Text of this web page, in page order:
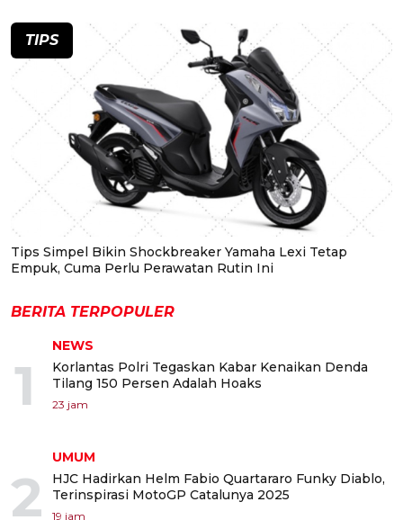
TIPS
Tips Simpel Bikin Shockbreaker Yamaha Lexi Tetap
Empuk, Cuma Perlu Perawatan Rutin Ini
BERITA TERPOPULER
1
NEWS
Korlantas Polri Tegaskan Kabar Kenaikan Denda
Tilang 150 Persen Adalah Hoaks
23 jam
2
UMUM
HJC Hadirkan Helm Fabio Quartararo Funky Diablo,
Terinspirasi MotoGP Catalunya 2025
19 jam